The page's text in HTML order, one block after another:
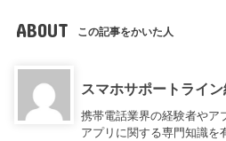
ABOUT この記事をかいた人
スマホサポートライ
携帯電話業界の経験者やア
アプリに関する専門知識を